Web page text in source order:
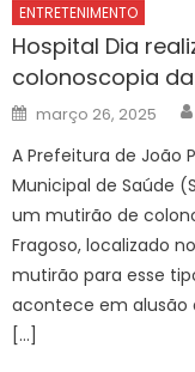
ENTRETENIMENTO
Hospital Dia
colonoscopia
Posted
on
março 26, 2025
A Prefeitura de João
Municipal de Saúde
um mutirão de
Fragoso, localizado
mutirão para esse
acontece em alusão
[…]